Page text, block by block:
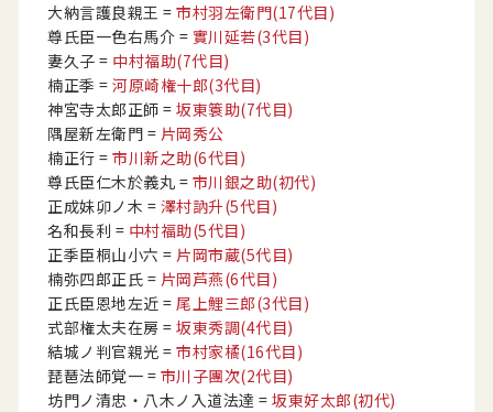
大納言護良親王 = 市村羽左衛門(17代目)
尊氏臣一色右馬介 = 實川延若(3代目)
妻久子 = 中村福助(7代目)
楠正季 = 河原崎権十郎(3代目)
神宮寺太郎正師 = 坂東簑助(7代目)
隅屋新左衛門 = 片岡秀公
楠正行 = 市川新之助(6代目)
尊氏臣仁木於義丸 = 市川銀之助(初代)
正成妹卯ノ木 = 澤村訥升(5代目)
名和長利 = 中村福助(5代目)
正季臣桐山小六 = 片岡市蔵(5代目)
楠弥四郎正氏 = 片岡芦燕(6代目)
正氏臣恩地左近 = 尾上鯉三郎(3代目)
式部権太夫在房 = 坂東秀調(4代目)
結城ノ判官親光 = 市村家橘(16代目)
琵琶法師覚一 = 市川子團次(2代目)
坊門ノ清忠・八木ノ入道法達 = 坂東好太郎(初代)